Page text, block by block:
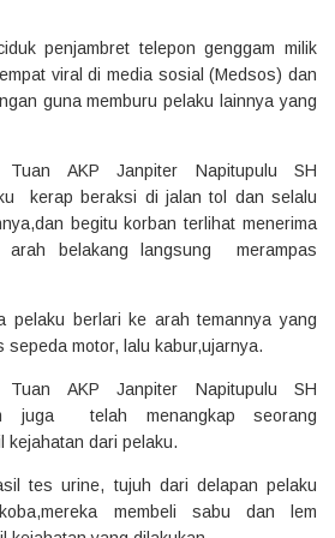
penjambret telepon genggam milik
viral di media sosial (Medsos) dan
guna memburu pelaku lainnya yang
AKP Janpiter Napitupulu SH
kerap beraksi di jalan tol dan selalu
begitu korban terlihat menerima
arah belakang langsung merampas
pelaku berlari ke arah temannya yang
sepeda motor, lalu kabur,ujarnya.
AKP Janpiter Napitupulu SH
juga telah menangkap seorang
kejahatan dari pelaku.
tes urine, tujuh dari delapan pelaku
membeli sabu dan lem